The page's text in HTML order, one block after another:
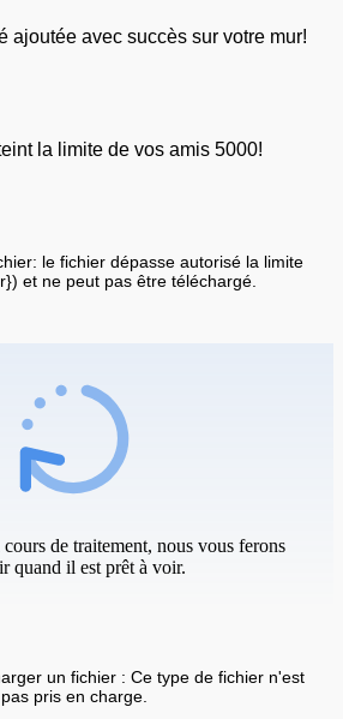
ajoutée avec succès sur votre mur!
la limite de vos amis 5000!
le fichier dépasse autorisé la limite
et ne peut pas être téléchargé.
de traitement, nous vous ferons
quand il est prêt à voir.
un fichier : Ce type de fichier n'est
pas pris en charge.